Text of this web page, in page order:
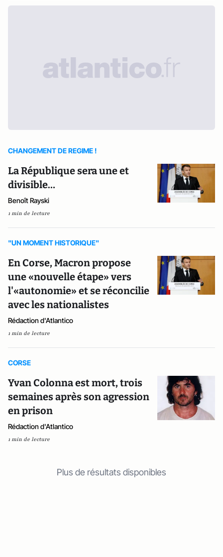
CHANGEMENT DE REGIME !
La République sera une et
divisible…
Benoît Rayski
1 min de lecture
"UN MOMENT HISTORIQUE"
En Corse, Macron propose
une «nouvelle étape» vers
l'«autonomie» et se réconcilie
avec les nationalistes
Rédaction d'Atlantico
1 min de lecture
CORSE
Yvan Colonna est mort, trois
semaines après son agression
en prison
Rédaction d'Atlantico
1 min de lecture
Plus de résultats disponibles